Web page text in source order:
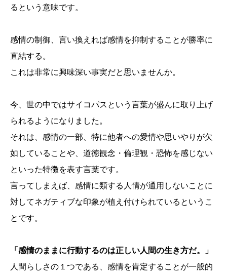
るという意味です。
感情の制御、言い換えれば感情を抑制することが勝率に
直結する。
これは非常に興味深い事実だと思いませんか。
今、世の中ではサイコパスという言葉が盛んに取り上げ
られるようになりました。
それは、感情の一部、特に他者への愛情や思いやりが欠
如していることや、道徳観念・倫理観・恐怖を感じない
といった特徴を表す言葉です。
言ってしまえば、感情に類する人情が通用しないことに
対してネガティブな印象が植え付けられているというこ
とです。
「感情のままに行動するのは正しい人間の生き方だ。」
人間らしさの１つである、感情を肯定することが一般的